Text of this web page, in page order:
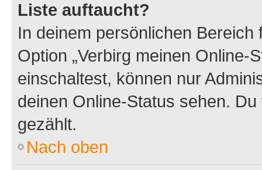
Liste auftaucht?
In deinem persönlichen
Option „Verbirg meinen Online-
einschaltest, können nur
deinen Online-Status sehen.
gezählt.
Nach oben